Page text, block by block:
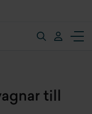
till